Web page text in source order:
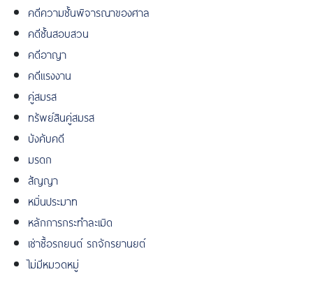
คดีความชั้นพิจารณาของศาล
คดีชั้นสอบสวน
คดีอาญา
คดีแรงงาน
คู่สมรส
ทรัพย์สินคู่สมรส
บังคับคดี
มรดก
สัญญา
หมิ่นประมาท
หลักการกระทำละเมิด
เช่าซื้อรถยนต์ รถจักรยานยต์
ไม่มีหมวดหมู่